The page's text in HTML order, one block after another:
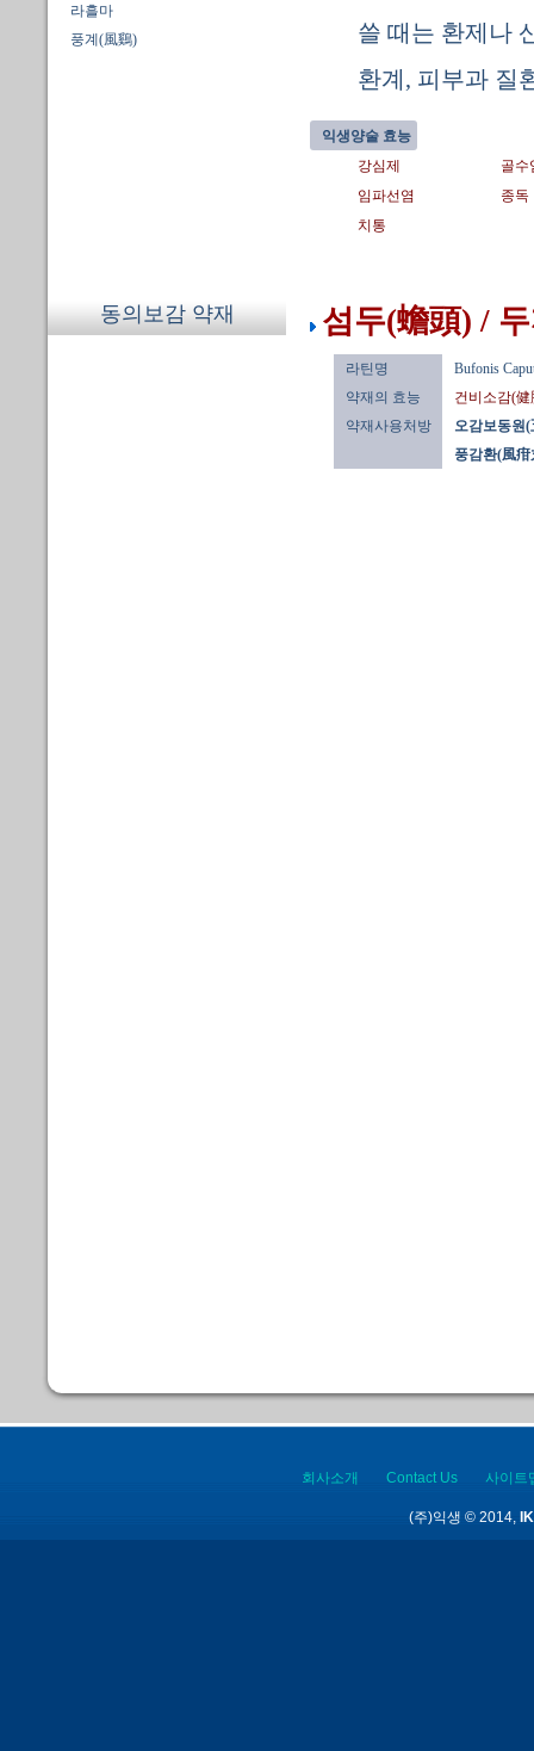
라흘마
풍계(風鷄)
쓸 때는 환제나
환계, 피부과 질
익생양술 효능
강심제
골수
임파선염
종독
치통
동의보감 약재 섬두(蟾頭) /
라틴명
Bufonis
약재의 효능
건비소감(
약재사용처방
오감보동원
풍감환(風疳
회사소개 Contact Us 사이트
(주)익생 © 2014,